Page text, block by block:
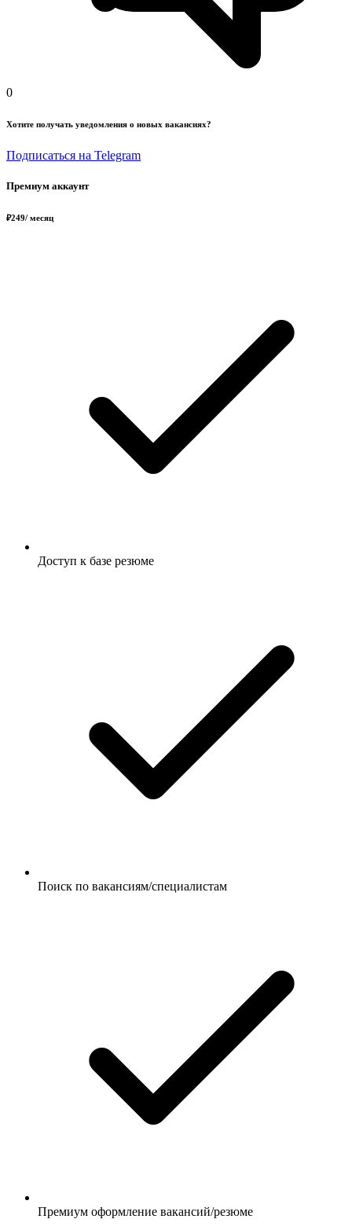
0
Хотите получать уведомления о новых вакансиях?
Подписаться на Telegram
Премиум аккаунт
₽249/ месяц
Доступ к базе резюме
Поиск по вакансиям/специалистам
Премиум оформление вакансий/резюме